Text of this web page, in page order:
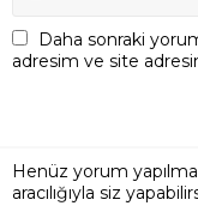
Daha sonraki
adresim ve site
Henüz yorum
aracılığıyla siz